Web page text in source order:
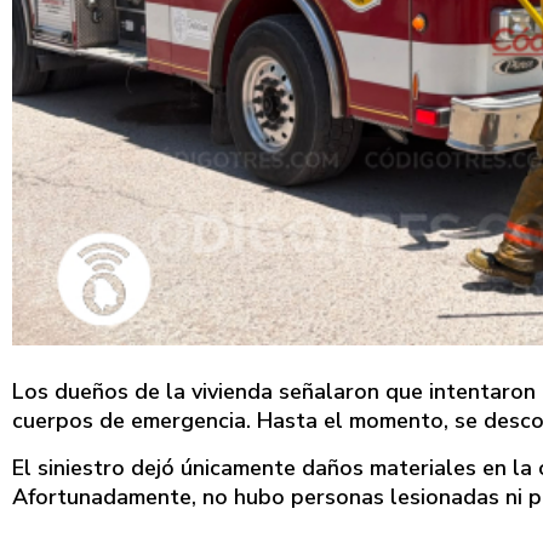
Los dueños de la vivienda señalaron que
cuerpos de emergencia. Hasta el momento, se
El siniestro dejó únicamente daños materiales en
Afortunadamente, no hubo personas lesionadas ni